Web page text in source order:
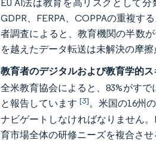
EU AI法は教育を高リスクとして
GDPR、FERPA、COPPAの重複す
者調査によると、教育機関の半数
を越えたデータ転送は未解決の摩擦
教育者のデジタルおよび教育学的
全米教育協会によると、83%がす
と報告しています [3]。米国の16州
ナビゲートしなければなりません
育市場全体の研修ニーズを複合さ